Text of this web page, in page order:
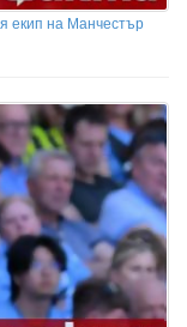
екип на Манчестър